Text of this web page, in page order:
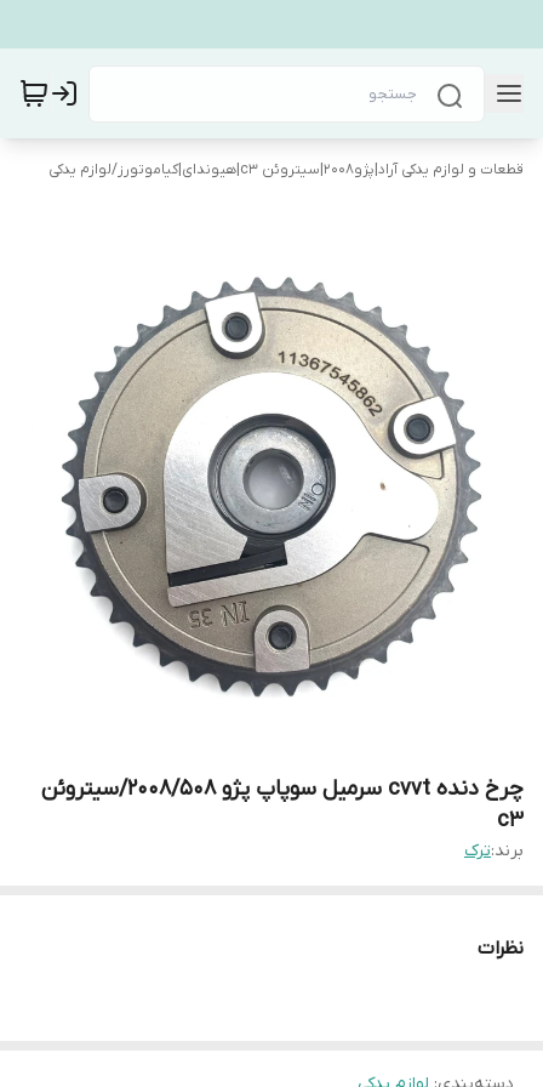
قطعات و لوازم یدکی آراد|پژو۲۰۰۸|سیتروئن c3|هیوندای|کیاموتورز /لوازم یدکی
چرخ دنده cvvt سرمیل سوپاپ پژو ۲۰۰۸/۵۰۸/سیتروئن
c3
برند:ترک
نظرات